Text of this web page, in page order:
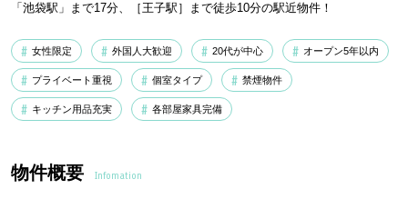
「池袋駅」まで17分、［王子駅］まで徒歩10分の駅近物件！
女性限定 外国人大歓迎 20代が中心 オープン5年以内
プライベート重視 個室タイプ 禁煙物件
キッチン用品充実 各部屋家具完備
物件概要 Infomation